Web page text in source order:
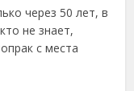
через 50 лет, в
не знает,
с места